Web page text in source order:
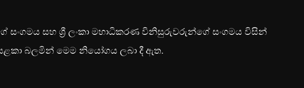
සංගමය සහ ශ්‍රී ලංකා මහාධිකරණ විනිසුරුවරුන්ගේ සංගමය විසින්
බලමින් මෙම නියෝගය ලබා දී ඇත.